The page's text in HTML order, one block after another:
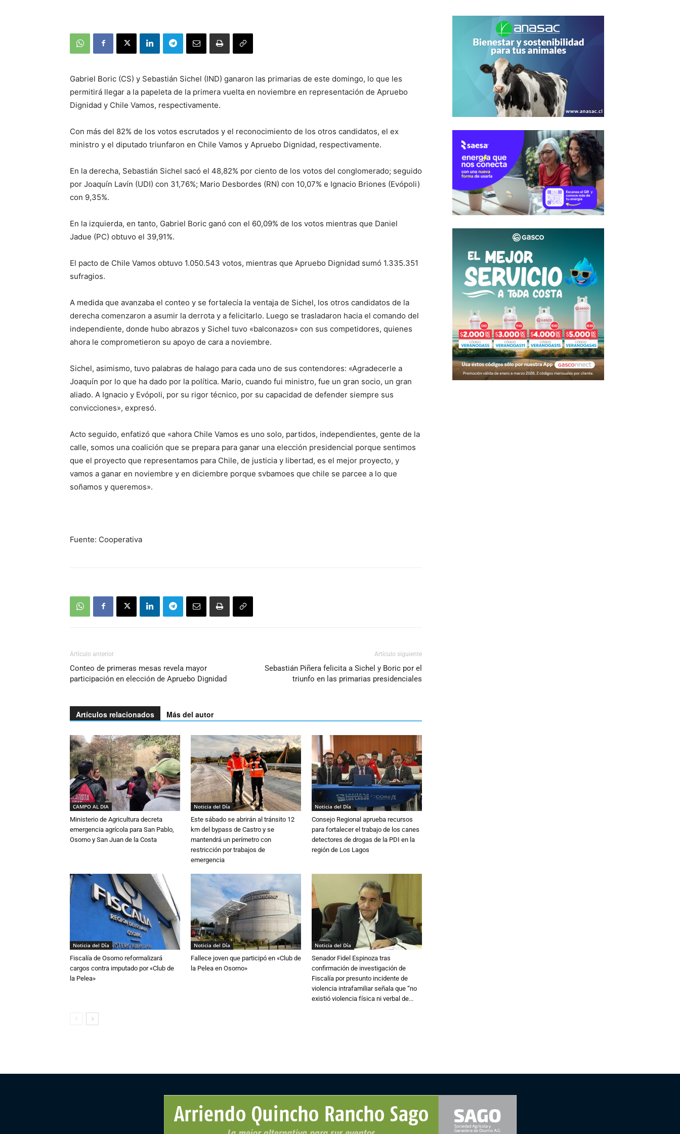
Gabriel Boric (CS) y Sebastián Sichel (IND) ganaron las primarias de este domingo, lo que les
permitirá llegar a la papeleta de la primera vuelta en noviembre en representación de Apruebo
Dignidad y Chile Vamos, respectivamente.
Con más del 82% de los votos escrutados y el reconocimiento de los otros candidatos, el ex
ministro y el diputado triunfaron en Chile Vamos y Apruebo Dignidad, respectivamente.
En la derecha, Sebastián Sichel sacó el 48,82% por ciento de los votos del conglomerado; seguido
por Joaquín Lavín (UDI) con 31,76%; Mario Desbordes (RN) con 10,07% e Ignacio Briones (Evópoli)
con 9,35%.
En la izquierda, en tanto, Gabriel Boric ganó con el 60,09% de los votos mientras que Daniel
Jadue (PC) obtuvo el 39,91%.
El pacto de Chile Vamos obtuvo 1.050.543 votos, mientras que Apruebo Dignidad sumó 1.335.351
sufragios.
A medida que avanzaba el conteo y se fortalecía la ventaja de Sichel, los otros candidatos de la
derecha comenzaron a asumir la derrota y a felicitarlo. Luego se trasladaron hacia el comando del
independiente, donde hubo abrazos y Sichel tuvo «balconazos» con sus competidores, quienes
ahora le comprometieron su apoyo de cara a noviembre.
Sichel, asimismo, tuvo palabras de halago para cada uno de sus contendores: «Agradecerle a
Joaquín por lo que ha dado por la política. Mario, cuando fui ministro, fue un gran socio, un gran
aliado. A Ignacio y Evópoli, por su rigor técnico, por su capacidad de defender siempre sus
convicciones», expresó.
Acto seguido, enfatizó que «ahora Chile Vamos es uno solo, partidos, independientes, gente de la
calle, somos una coalición que se prepara para ganar una elección presidencial porque sentimos
que el proyecto que representamos para Chile, de justicia y libertad, es el mejor proyecto, y
vamos a ganar en noviembre y en diciembre porque svbamoes que chile se parcee a lo que
soñamos y queremos».
Fuente: Cooperativa
Artículo anterior
Conteo de primeras mesas revela mayor
participación en elección de Apruebo Dignidad
Artículo siguiente
Sebastián Piñera felicita a Sichel y Boric por el
triunfo en las primarias presidenciales
Artículos relacionados Más del autor
CAMPO AL DIA
Ministerio de Agricultura decreta
emergencia agrícola para San Pablo,
Osorno y San Juan de la Costa
Noticia del Día
Este sábado se abrirán al tránsito 12
km del bypass de Castro y se
mantendrá un perímetro con
restricción por trabajos de
emergencia
Noticia del Día
Consejo Regional aprueba recursos
para fortalecer el trabajo de los canes
detectores de drogas de la PDI en la
región de Los Lagos
Noticia del Día
Fiscalía de Osorno reformalizará
cargos contra imputado por «Club de
la Pelea»
Noticia del Día
Fallece joven que participó en «Club de
la Pelea en Osorno»
Noticia del Día
Senador Fidel Espinoza tras
confirmación de investigación de
Fiscalía por presunto incidente de
violencia intrafamiliar señala que “no
existió violencia física ni verbal de...